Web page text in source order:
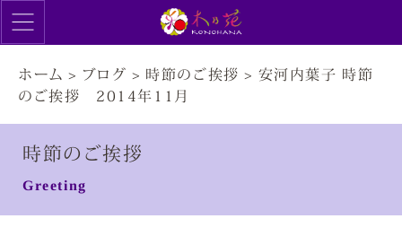
ホーム > ブログ > 時節のご挨拶 > 安河内葉子 時節
のご挨拶 2014年11月
時節のご挨拶
Greeting